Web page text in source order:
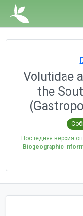
Volutidae
the
Последняя версия
Biogeographic